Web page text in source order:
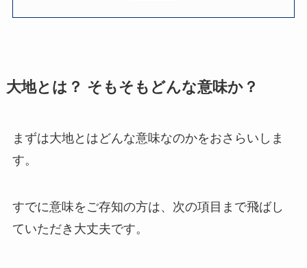
大地とは？ そもそもどんな意味か？
まずは大地とはどんな意味なのかをおさらいしま
す。
すでに意味をご存知の方は、次の項目まで飛ばし
ていただき大丈夫です。